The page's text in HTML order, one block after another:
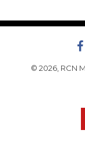
© 2026, RCN